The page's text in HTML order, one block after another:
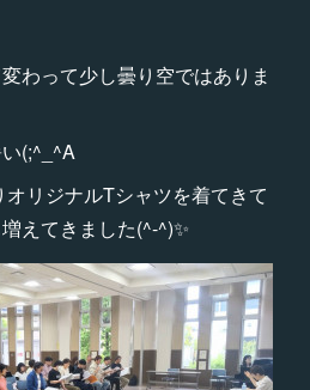
わって少し曇り空ではありま
(;^_^A
リジナルTシャツを着てきて
えてきました(^-^)✨